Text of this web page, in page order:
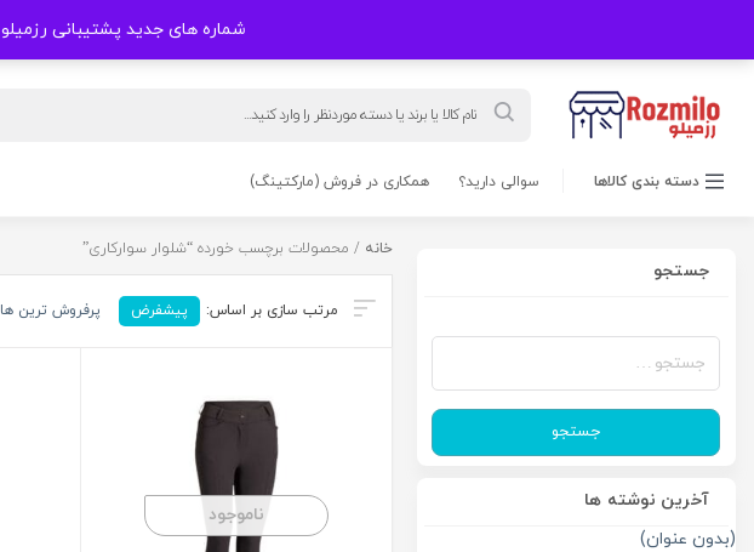
شماره های جدید پشتیبانی رزمیلو 02177299823 واتس اپ 989104964204+
search
دسته بندی کالاها سوالی دارید؟ همکاری در فروش (مارکتینگ)
جستجو
جستجو
آخرین نوشته ها
(بدون عنوان)
خانه / محصولات برچسب خورده “شلوار سوارکاری”
پیشفرض پرفروش ترین ها
ناموجود